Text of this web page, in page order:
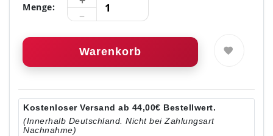
Menge:
Warenkorb
Kostenloser Versand ab 44,00€ Bestellwert.
(Innerhalb Deutschland. Nicht bei Zahlungsart
Nachnahme)